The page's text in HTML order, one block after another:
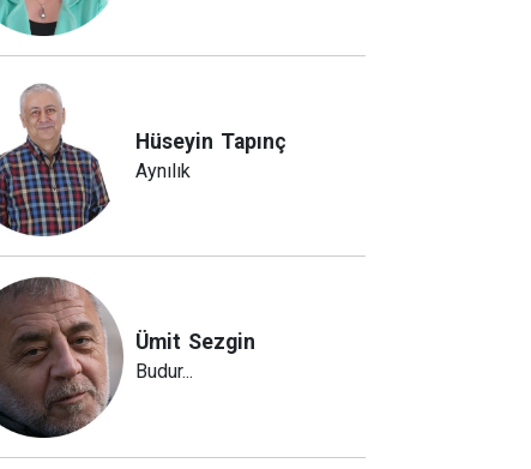
Hüseyin Tapınç
Aynılık
Ümit Sezgin
Budur...